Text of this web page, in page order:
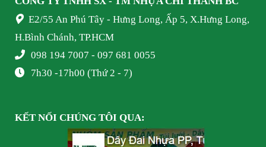
E2/55 An Phú Tây - Hưng Long, Ấp 5, X.Hưng Long,
H.Bình Chánh, TP.HCM
098 194 7007 - 097 681 0055
7h30 -17h00 (Thứ 2 - 7)
KẾT NỐI CHÚNG TÔI QUA: